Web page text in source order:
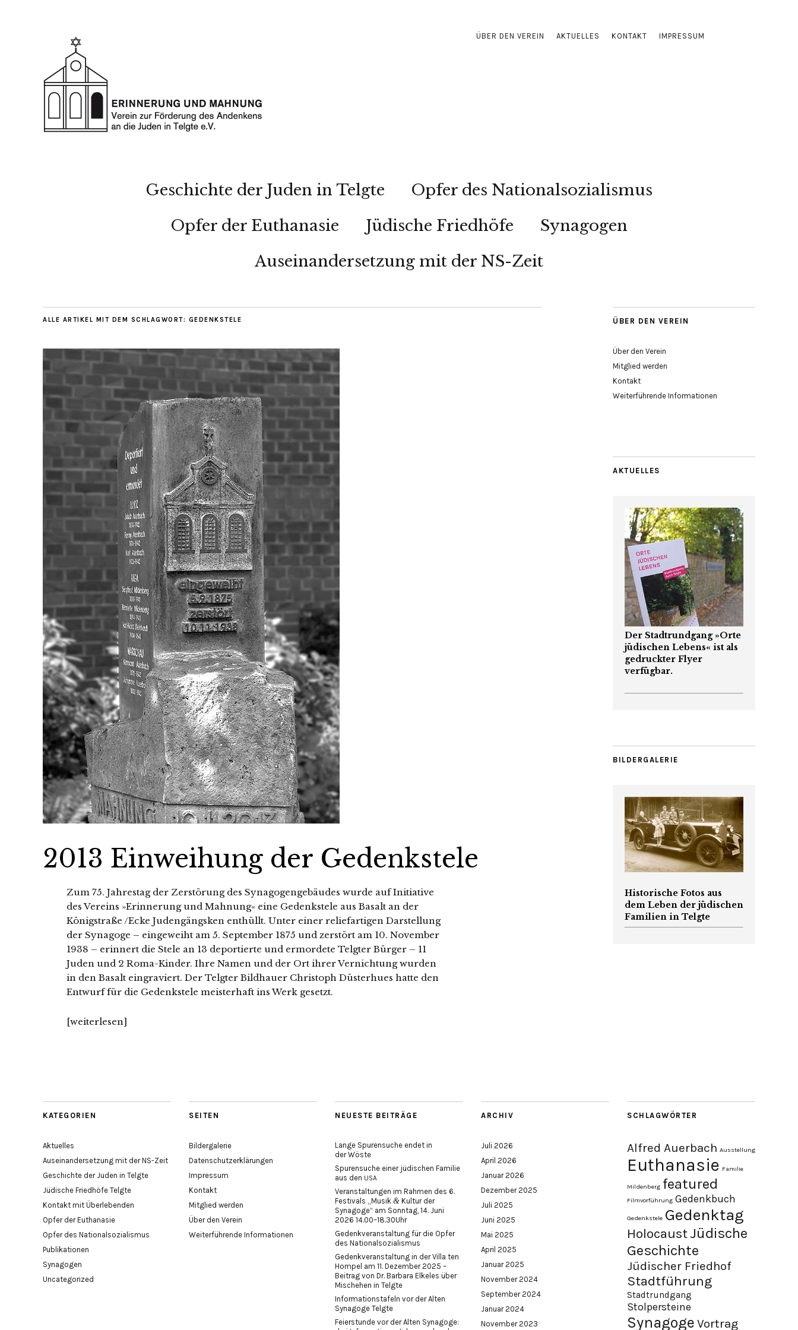
ÜBER DEN VEREIN AKTUELLES KONTAKT IMPRESSUM
Geschichte der Juden in Telgte
Opfer des Nationalsozialismus
Opfer der Euthanasie
Jüdische Friedhöfe
Synagogen
Auseinandersetzung mit der NS-Zeit
ALLE ARTIKEL MIT DEM SCHLAGWORT: GEDENKSTELE
2013 Einweihung der Gedenkstele
Zum 75. Jahrestag der Zerstörung des Synagogengebäudes wur­de auf Initiative
des Vereins »Erinnerung und Mahnung« eine Gedenkstele aus Basalt an der
Königstraße /Ecke Judengängsken ent­hüllt. Unter einer reli­ef­ar­ti­gen Darstellung
der Synagoge – ein­ge­weiht am 5. September 1875 und zer­stört am 10. November
1938 – erin­nert die Stele an 13 depor­tier­te und ermor­de­te Telgter Bürger – 11
Juden und 2 Roma-Kinder. Ihre Namen und der Ort ihrer Vernichtung wur­den
in den Basalt ein­gra­viert. Der Telgter Bildhauer Christoph Düsterhues hat­te den
Entwurf für die Gedenkstele meis­ter­haft ins Werk gesetzt.
[wei­ter­le­sen]
ÜBER DEN VEREIN
Über den Verein
Mitglied werden
Kontakt
Weiterführende Informationen
AKTUELLES
Der Stadtrundgang »Orte
jüdischen Lebens« ist als
gedruckter Flyer
verfügbar.
BILDERGALERIE
Historische Fotos aus
dem Leben der jüdischen
Familien in Telgte
KATEGORIEN
Aktuelles
Auseinandersetzung mit der NS-Zeit
Geschichte der Juden in Telgte
Jüdische Friedhöfe Telgte
Kontakt mit Überlebenden
Opfer der Euthanasie
Opfer des Nationalsozialismus
Publikationen
Synagogen
Uncategorized
SEITEN
Bildergalerie
Datenschutzerklärungen
Impressum
Kontakt
Mitglied werden
Über den Verein
Weiterführende Informationen
NEUESTE BEITRÄGE
Lange Spurensuche endet in
der Wöste
Spurensuche einer jüdischen Familie
aus den USA
Veranstaltungen im Rahmen des 6.
Festivals „Musik & Kultur der
Synagoge“ am Sonntag, 14. Juni
2026 14.00–18.30Uhr
Gedenkveranstaltung für die Opfer
des Nationalsozialismus
Gedenkveranstaltung in der Villa ten
Hompel am 11. Dezember 2025 –
Beitrag von Dr. Barbara Elkeles über
Mischehen in Telgte
Informationstafeln vor der Alten
Synagoge Telgte
Feierstunde vor der Alten Synagoge:
ARCHIV
Juli 2026
April 2026
Januar 2026
Dezember 2025
Juli 2025
Juni 2025
Mai 2025
April 2025
Januar 2025
November 2024
September 2024
Januar 2024
November 2023
SCHLAGWÖRTER
Alfred Auerbach Ausstellung
Euthanasie Familie
Mildenberg featured
Filmvorführung Gedenkbuch
Gedenkstele Gedenktag
HolocaustJüdische
Geschichte
Jüdischer Friedhof
Stadtführung
Stadtrundgang
Stolpersteine
Synagoge Vortrag